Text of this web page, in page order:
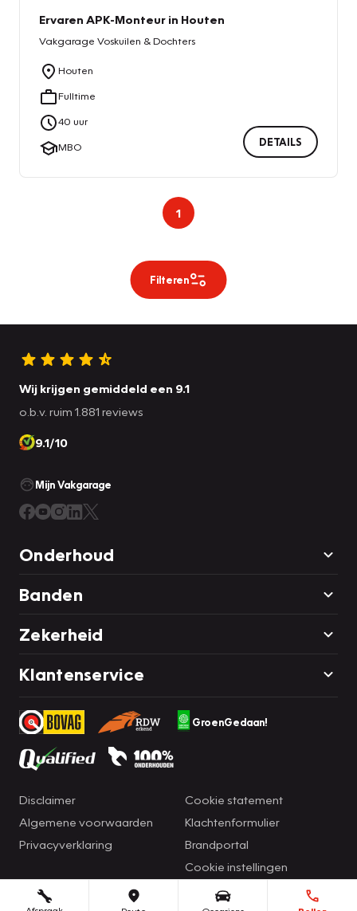
Ervaren APK-Monteur in Houten
Vakgarage Voskuilen & Dochters
Houten
Fulltime
40 uur
MBO
DETAILS
1
Filteren
Wij krijgen gemiddeld een 9.1
o.b.v. ruim 1.881 reviews
9.1/10
Mijn Vakgarage
Onderhoud
Banden
Zekerheid
Klantenservice
GroenGedaan!
Disclaimer
Algemene voorwaarden
Privacyverklaring
Cookie statement
Klachtenformulier
Brandportal
Cookie instellingen